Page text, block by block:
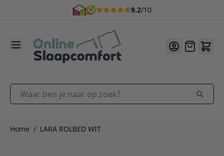
9.2/10
Offerte
Waar ben je naar op zoek?
Home / LARA ROLBED WIT